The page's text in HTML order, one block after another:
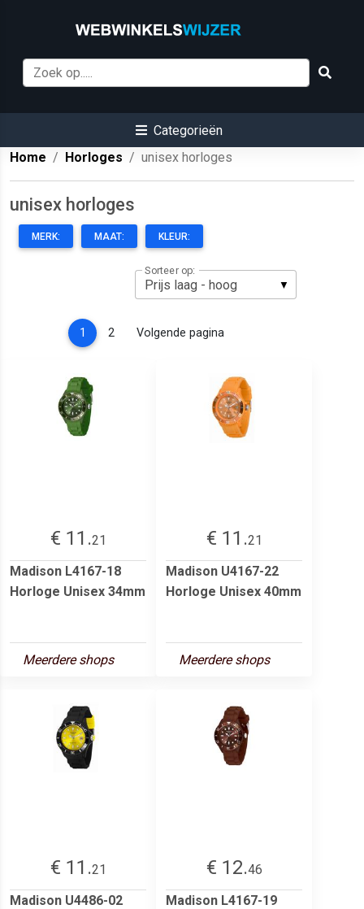
Categorieën
Home
Horloges unisex horloges
unisex horloges
MERK: MAAT: KLEUR:
Sorteer op:
1 (current)
2 Volgende pagina
€ 11.21
Madison L4167-18
Horloge Unisex 34mm
Meerdere shops
€ 11.21
Madison U4167-22
Horloge Unisex 40mm
Meerdere shops
€ 11.21
Madison U4486-02
€ 12.46
Madison L4167-19